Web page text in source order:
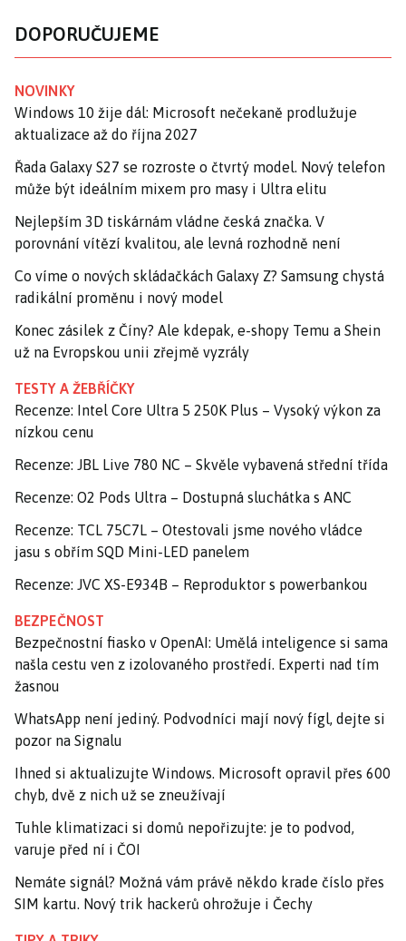
DOPORUČUJEME
NOVINKY
Windows 10 žije dál: Microsoft nečekaně prodlužuje
aktualizace až do října 2027
Řada Galaxy S27 se rozroste o čtvrtý model. Nový telefon
může být ideálním mixem pro masy i Ultra elitu
Nejlepším 3D tiskárnám vládne česká značka. V
porovnání vítězí kvalitou, ale levná rozhodně není
Co víme o nových skládačkách Galaxy Z? Samsung chystá
radikální proměnu i nový model
Konec zásilek z Číny? Ale kdepak, e-shopy Temu a Shein
už na Evropskou unii zřejmě vyzrály
TESTY A ŽEBŘÍČKY
Recenze: Intel Core Ultra 5 250K Plus – Vysoký výkon za
nízkou cenu
Recenze: JBL Live 780 NC – Skvěle vybavená střední třída
Recenze: O2 Pods Ultra – Dostupná sluchátka s ANC
Recenze: TCL 75C7L – Otestovali jsme nového vládce
jasu s obřím SQD Mini-LED panelem
Recenze: JVC XS-E934B – Reproduktor s powerbankou
BEZPEČNOST
Bezpečnostní fiasko v OpenAI: Umělá inteligence si sama
našla cestu ven z izolovaného prostředí. Experti nad tím
žasnou
WhatsApp není jediný. Podvodníci mají nový fígl, dejte si
pozor na Signalu
Ihned si aktualizujte Windows. Microsoft opravil přes 600
chyb, dvě z nich už se zneužívají
Tuhle klimatizaci si domů nepořizujte: je to podvod,
varuje před ní i ČOI
Nemáte signál? Možná vám právě někdo krade číslo přes
SIM kartu. Nový trik hackerů ohrožuje i Čechy